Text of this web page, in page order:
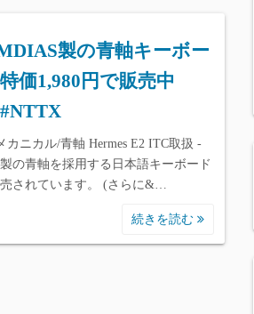
製の青軸キーボー
価1,980円で販売中
カニカル/青軸 Hermes E2 ITC取扱 -
の青軸を採用する日本語キーボード
売されています。 (さらに&…
続きを読む